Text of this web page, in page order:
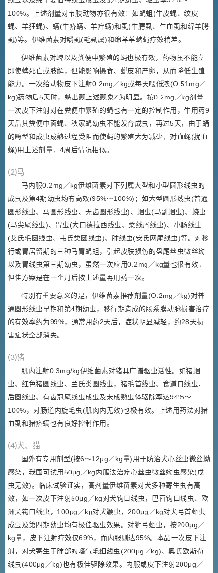
100%。上述剂量对节肢动物亦很有效：如蝇蛆(牛皮蝇、纹皮
蝇、羊狂蝇)、螨(牛疥螨、羊痒螨)和虱(牛腭虱、牛血虱和绵羊腭
虱)等。伊维菌素对嚼虱(毛虱属)和绵羊羊蜱蝇疗效稍差。
伊维菌素对蜱以及粪便中繁殖的蝇也极有效，药物虽不能立
即使蜱死亡或肢解，但能影响摄食、蜕皮和产卵，从而降低生殖
能力。一次给动物皮下注射0.2mg／kg或每天喂低浓(O.51mg／
kg)药物后5天时，蜱出觋上述觋象Z为明显。按0.2mg／kg剂量
一次皮下注射对在粪便中繁殖的蝇也有一定的控制作用，牛用药9
天后其粪便中面蝇、秋家蝇幼虫不能发育成虫，再过5天，由于蛹
的畸型和成虫成熟过程受阻而使蝇的繁殖大为减少，对血蝇(扰血
蝇)用上述剂量，4周后情况相似。
(2)马
马内服0.2mg／kg伊维菌素对下列属大型和小型圆形线虫的
成虫及第4期幼虫均有高效(95%～100%)；如大型圆形线虫(普通
圆形线虫、马圆形线虫、无齿圆形线虫)、蛔虫(马副蛔虫)、蛲虫
(马尖尾线虫)、胃虫(大口德拉西线虫、柔线屑线虫)、小肠线虫
(艾氏毛圆线虫、韦氏类圆线虫)、肺线虫(安氏网尾线虫)等。对移
行或胃居留期的三种马胃蝇蛆，引起皮肤损伤的盘尾丝虫微丝蚴
以及胃线虫第三期幼虫，虽然一次应用0.2mg／kg量也很有效，
但佳方案是在一个月后按上述量再用药一次。
特别有重要意义的是，伊维菌素推荐剂量(O.2mg／kg)对普
通圆形线虫早期和第4期幼虫，移行期造成的肠系膜动脉损害治疗
的有效率约为99%，通常用药2天后，症状明显减轻，约28天损
害症状全部消失。
(3)猪
肌内注射0.3mg/kg伊维菌素对猪具广谱驱虫活性。如猪蛔
虫、红色猪圆线虫、兰氏类圆线虫，猪毛首线虫、食道口线虫、
后圆线虫、有齿冠尾线虫成虫及未成熟虫体驱除率达94%～
100%，对肠道内旋毛虫(肌肉内无效)也极有效。上述用药法对猪
血虱和猪疥螨也有良好控制作用。
(4)犬、猫
国外有专用剂型(按6～12μg／kg量)用于防治犬心丝虫微丝蚴
感染，我国可试用50μg／kg内服法治疗心丝虫微丝蚴虫感染(成
虫无效)。临床试验证实，高剂量伊维菌素对犬多种寄生虫有高
效，如一次皮下注射50μg／kg对犬钩口线虫，巴西钩口线虫、欧
洲犬钩口线虫，100μg／kg对犬鞭虫，200μg／kg对犬弓首蛔虫
成虫及第四期幼虫均有极佳驱虫效果。对狮弓蛔虫，按200μg／
kg量，皮下注射疗效仅69%，而内服则达95%。本品一次皮下注
射，对犬寄生于肺部的嗜气毛细线虫(200μg／kg)、奥氏欧斯勒
线虫(400μg／kg)也有极佳驱除效果。内服或皮下注射200μg／